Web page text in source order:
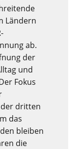
Ländern
ab.
der
und
Fokus
dritten
das
bleiben
die